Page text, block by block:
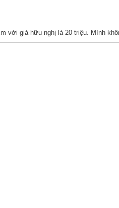
với giá hữu nghị là 20 triệu. Mình